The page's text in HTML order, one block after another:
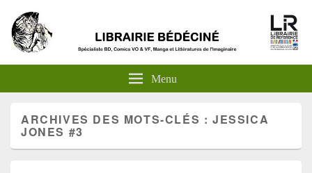
Menu
ARCHIVES DES MOTS-CLÉS :JESSICA
JONES #3